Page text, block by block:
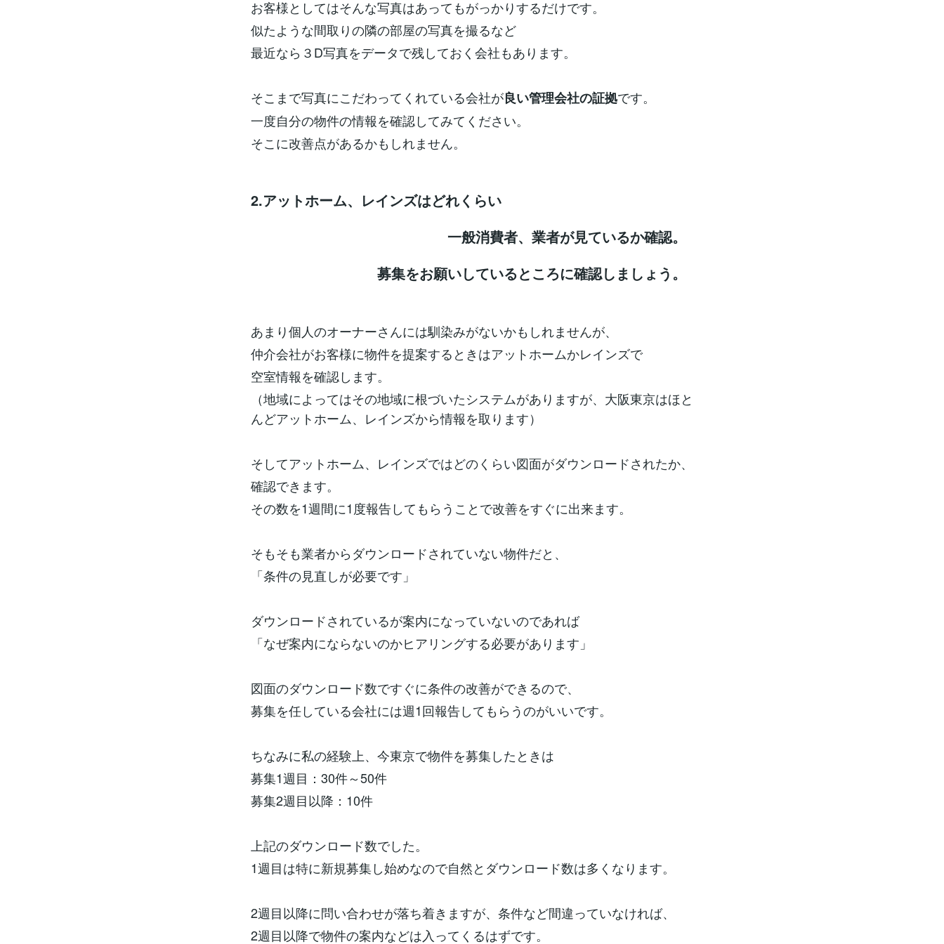
お客様としてはそんな写真はあってもがっかりするだけです。
似たような間取りの隣の部屋の写真を撮るなど
最近なら３D写真をデータで残しておく会社もあります。
そこまで写真にこだわってくれている会社が良い管理会社の証拠です。
一度自分の物件の情報を確認してみてください。
そこに改善点があるかもしれません。
2.アットホーム、レインズはどれくらい
一般消費者、業者が見ているか確認。
募集をお願いしているところに確認しましょう。
あまり個人のオーナーさんには馴染みがないかもしれませんが、
仲介会社がお客様に物件を提案するときはアットホームかレインズで
空室情報を確認します。
（地域によってはその地域に根づいたシステムがありますが、大阪東京はほと
んどアットホーム、レインズから情報を取ります）
そしてアットホーム、レインズではどのくらい図面がダウンロードされたか、
確認できます。
その数を1週間に1度報告してもらうことで改善をすぐに出来ます。
そもそも業者からダウンロードされていない物件だと、
「条件の見直しが必要です」
ダウンロードされているが案内になっていないのであれば
「なぜ案内にならないのかヒアリングする必要があります」
図面のダウンロード数ですぐに条件の改善ができるので、
募集を任している会社には週1回報告してもらうのがいいです。
ちなみに私の経験上、今東京で物件を募集したときは
募集1週目：30件～50件
募集2週目以降：10件
上記のダウンロード数でした。
1週目は特に新規募集し始めなので自然とダウンロード数は多くなります。
2週目以降に問い合わせが落ち着きますが、条件など間違っていなければ、
2週目以降で物件の案内などは入ってくるはずです。